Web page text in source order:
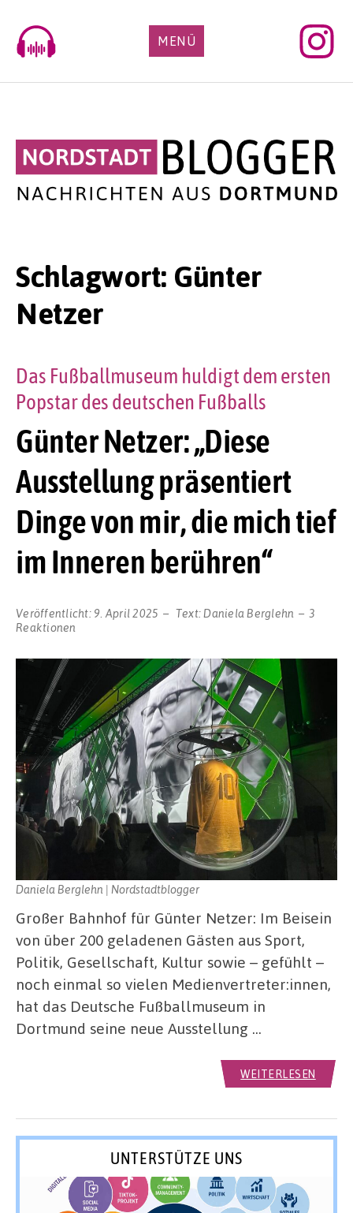
content
MENÜ
Schlagwort: Günter
Netzer
Günter Netzer: „Diese
Ausstellung präsentiert
Dinge von mir, die mich tief
im Inneren berühren“
Das Fußballmuseum huldigt dem ersten
Popstar des deutschen Fußballs
Veröffentlicht: 9. April 2025 Text:Daniela Berglehn
3
Reaktionen
Daniela Berglehn | Nordstadtblogger
Großer Bahnhof für Günter Netzer: Im Beisein
von über 200 geladenen Gästen aus Sport,
Politik, Gesellschaft, Kultur sowie – gefühlt –
noch einmal so vielen Medienvertreter:innen,
hat das Deutsche Fußballmuseum in
Dortmund seine neue Ausstellung …
WEITERLESEN
UNTERSTÜTZE UNS